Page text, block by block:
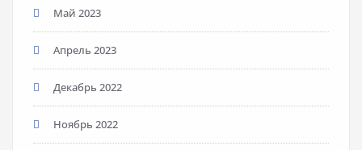
Май 2023
Апрель 2023
Декабрь 2022
Ноябрь 2022